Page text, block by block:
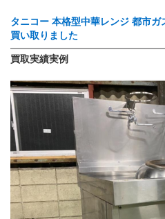
タニコー 本格型中華レンジ 都市
買い取りました
買取実績実例